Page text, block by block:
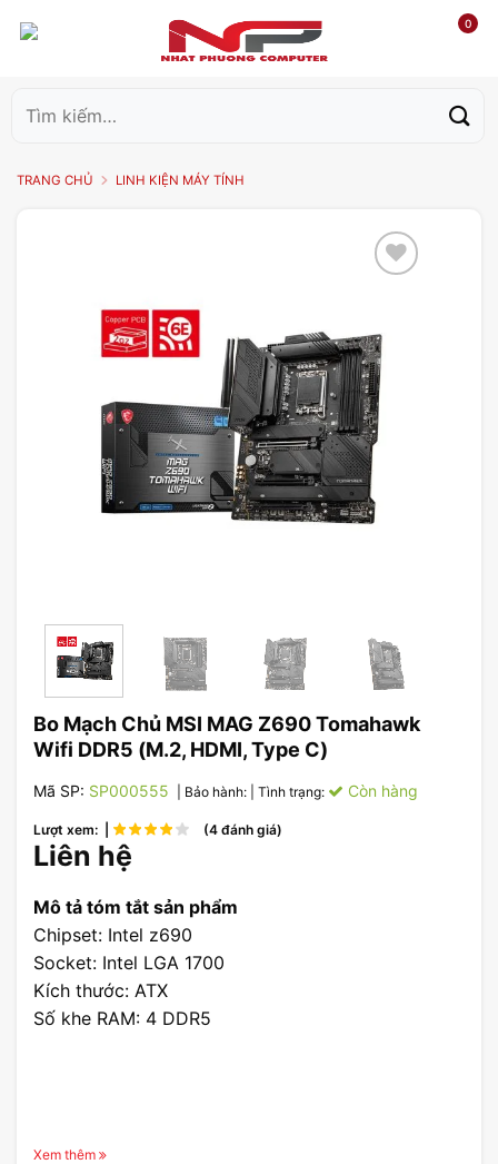
0
kiếm:
TRANG CHỦ LINH KIỆN MÁY TÍNH
Add to
wishlist
Bo Mạch Chủ MSI MAG Z690 Tomahawk
Wifi DDR5 (M.2, HDMI, Type C)
Mã SP: SP000555 | Bảo hành: | Tình trạng: Còn hàng
Lượt xem: | (4 đánh giá)
Liên hệ
Mô tả tóm tắt sản phẩm
Chipset: Intel z690
Socket: Intel LGA 1700
Kích thước: ATX
Số khe RAM: 4 DDR5
Xem thêm